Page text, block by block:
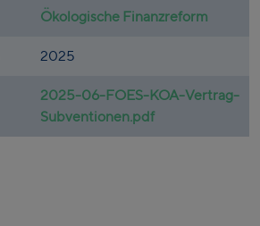
Ökologische Finanzreform
2025
2025-06-FOES-KOA-Vertrag-
Subventionen.pdf